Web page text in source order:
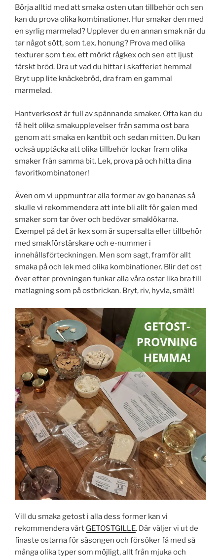
Börja alltid med att smaka osten utan tillbehör och sen
kan du prova olika kombinationer. Hur smakar den med
en syrlig marmelad? Upplever du en annan smak när du
tar något sött, som t.ex. honung? Prova med olika
texturer som t.ex. ett mörkt rågkex och sen ett ljust
färskt bröd. Dra ut vad du hittar i skafferiet hemma!
Bryt upp lite knäckebröd, dra fram en gammal
marmelad.
Hantverksost är full av spännande smaker. Ofta kan du
få helt olika smakupplevelser från samma ost bara
genom att smaka en kantbit och sedan mitten. Du kan
också upptäcka att olika tillbehör lockar fram olika
smaker från samma bit. Lek, prova på och hitta dina
favoritkombinatoner!
Även om vi uppmuntrar alla former av go bananas så
skulle vi rekommendera att inte bli allt för galen med
smaker som tar över och bedövar smaklökarna.
Exempel på det är kex som är supersalta eller tillbehör
med smakförstärskare och e-nummer i
innehållsförteckningen. Men som sagt, framför allt
smaka på och lek med olika kombinationer. Blir det ost
över efter provningen funkar alla våra ostar lika bra till
matlagning som på ostbrickan. Bryt, riv, hyvla, smält!
Vill du smaka getost i alla dess former kan vi
rekommendera vårt GETOSTGILLE. Där väljer vi ut de
finaste ostarna för säsongen och försöker få med så
många olika typer som möjligt, allt från mjuka och